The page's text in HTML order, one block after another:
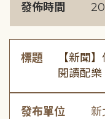
發佈時間
標題
【新聞
閱讀配
發布單位 新